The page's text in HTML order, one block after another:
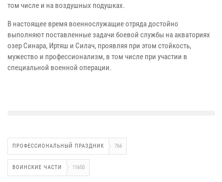
том числе и на воздушных подушках.
В настоящее время военнослужащие отряда достойно
выполняют поставленные задачи боевой службы на акваториях
озер Синара, Иртяш и Силач, проявляя при этом стойкость,
мужество и профессионализм, в том числе при участии в
специальной военной операции.
ПРОФЕССИОНАЛЬНЫЙ ПРАЗДНИК 766
ВОИНСКИЕ ЧАСТИ 11650